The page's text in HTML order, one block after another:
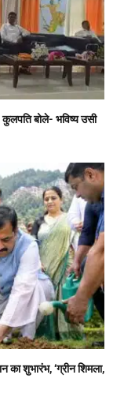
बोले- भविष्य उसी
का शुभारंभ, ‘ग्रीन शिमला,